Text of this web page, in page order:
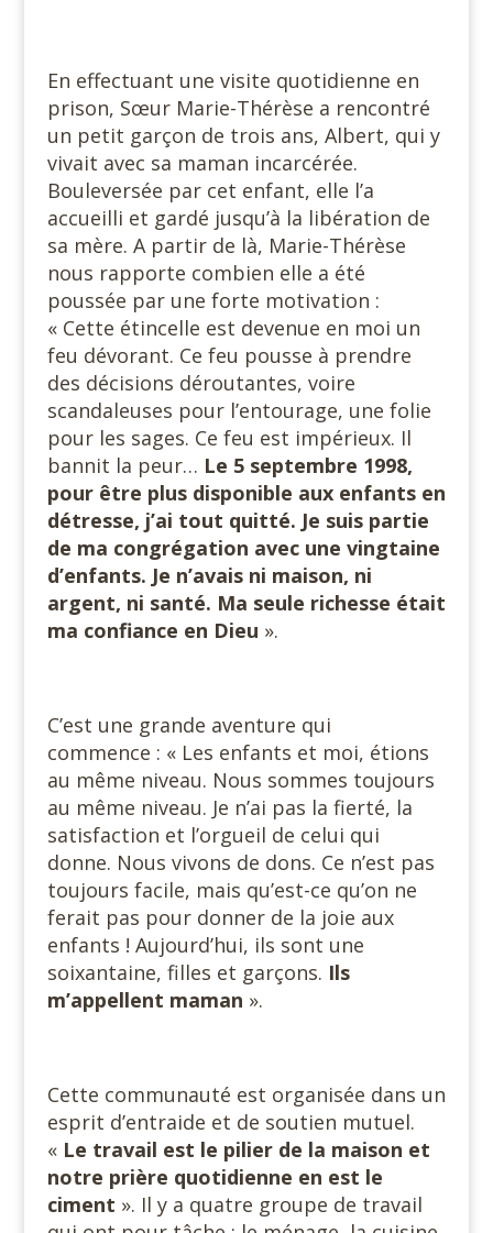
En effectuant une visite quotidienne en
prison, Sœur Marie-Thérèse a rencontré
un petit garçon de trois ans, Albert, qui y
vivait avec sa maman incarcérée.
Bouleversée par cet enfant, elle l’a
accueilli et gardé jusqu’à la libération de
sa mère. A partir de là, Marie-Thérèse
nous rapporte combien elle a été
poussée par une forte motivation :
« Cette étincelle est devenue en moi un
feu dévorant. Ce feu pousse à prendre
des décisions déroutantes, voire
scandaleuses pour l’entourage, une folie
pour les sages. Ce feu est impérieux. Il
bannit la peur… Le 5 septembre 1998,
pour être plus disponible aux enfants en
détresse, j’ai tout quitté. Je suis partie
de ma congrégation avec une vingtaine
d’enfants. Je n’avais ni maison, ni
argent, ni santé. Ma seule richesse était
ma confiance en Dieu ».
C’est une grande aventure qui
commence : « Les enfants et moi, étions
au même niveau. Nous sommes toujours
au même niveau. Je n’ai pas la fierté, la
satisfaction et l’orgueil de celui qui
donne. Nous vivons de dons. Ce n’est pas
toujours facile, mais qu’est-ce qu’on ne
ferait pas pour donner de la joie aux
enfants ! Aujourd’hui, ils sont une
soixantaine, filles et garçons. Ils
m’appellent maman ».
Cette communauté est organisée dans un
esprit d’entraide et de soutien mutuel.
« Le travail est le pilier de la maison et
notre prière quotidienne en est le
ciment ». Il y a quatre groupe de travail